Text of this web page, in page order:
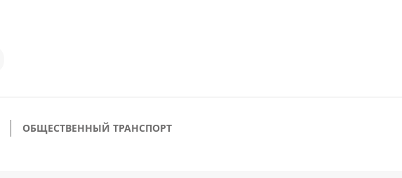
ОБЩЕСТВЕННЫЙ ТРАНСПОРТ